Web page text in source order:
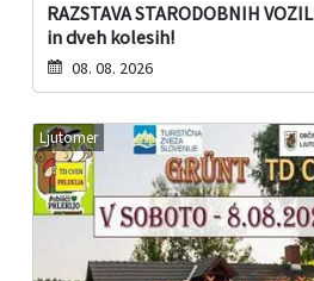
RAZSTAVA STARODOBNIH
in dveh kolesih!
08. 08. 2026
Ljutomer